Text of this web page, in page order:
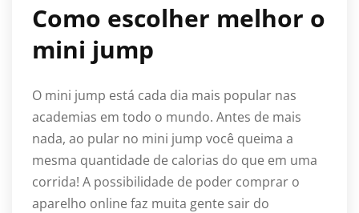
Como escolher melhor o
mini jump
O mini jump está cada dia mais popular nas
academias em todo o mundo. Antes de mais
nada, ao pular no mini jump você queima a
mesma quantidade de calorias do que em uma
corrida! A possibilidade de poder comprar o
aparelho online faz muita gente sair do